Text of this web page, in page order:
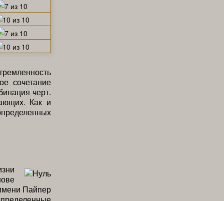
сочетание
черт.
Как и
Пайпер